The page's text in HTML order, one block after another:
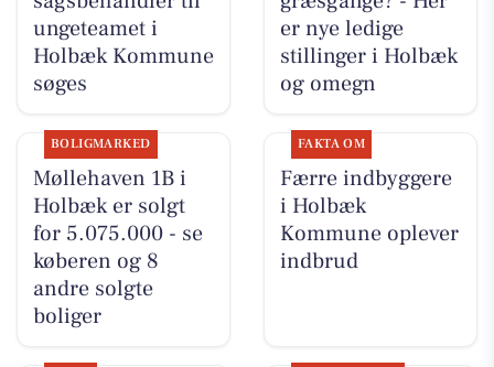
ungeteamet i
Holbæk Kommune
søges
er nye ledige
stillinger i Holbæk
og omegn
BOLIGMARKED
Møllehaven 1B i
Holbæk er solgt
for 5.075.000 - se
køberen og 8
andre solgte
boliger
FAKTA OM
Færre indbyggere
i Holbæk
Kommune oplever
indbrud